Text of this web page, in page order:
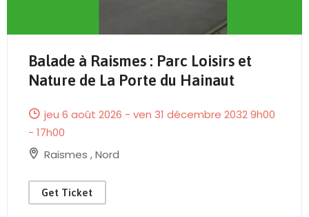
Balade à Raismes : Parc Loisirs et
Nature de La Porte du Hainaut
jeu 6 août 2026 - ven 31 décembre 2032 9h00
- 17h00
Raismes ,Nord
Get Ticket